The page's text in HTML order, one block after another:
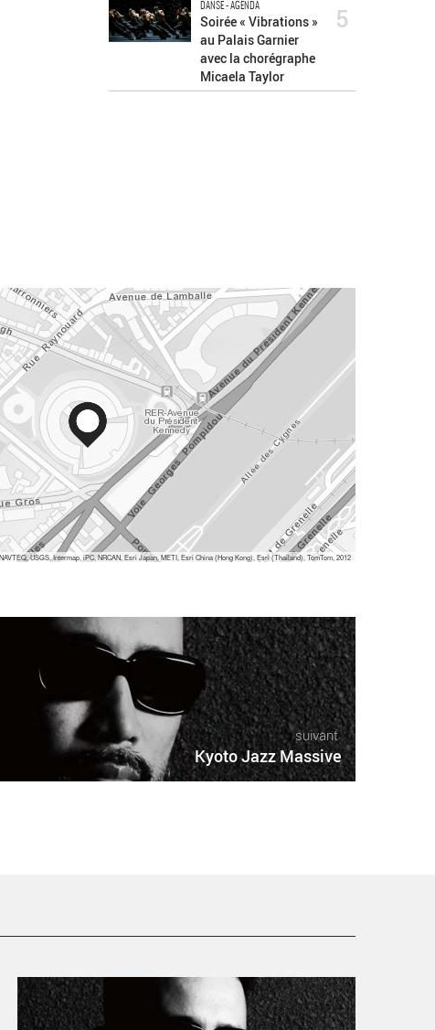
DANSE - AGENDA
Soirée « Vibrations »
au Palais Garnier
avec la chorégraphe
Micaela Taylor
5
USGS, Intermap, iPC, NRCAN, Esri Japan, METI, Esri China (Hong Kong), Esri (Thailand), TomTom, 2012
suivant
Kyoto Jazz Massive
Kyoto Jazz Massive - Critique sortie Jazz Paris New-
Morning